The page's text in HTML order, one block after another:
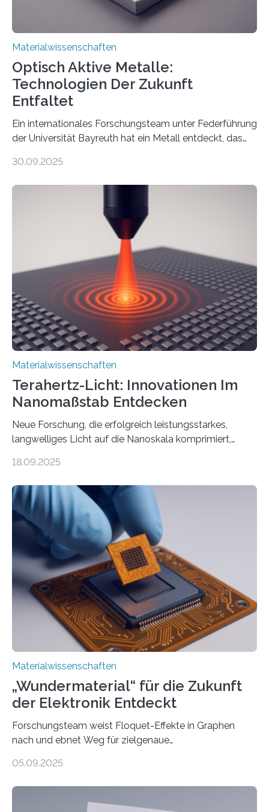
Materialwissenschaften
Optisch Aktive Metalle:
Technologien Der Zukunft
Entfaltet
Ein internationales Forschungsteam unter Federführung
der Universität Bayreuth hat ein Metall entdeckt, das
Dadurch ist es in der Lage, eine sogenannte zweite
Nichtmetallen vorkommt und insbesondere für
Sensorik und Elektrotechnik von Interesse ist. Über ihre
Erkenntnisse berichten die Forschenden im Journal of
the American Chemical Society. —What for?
Materialien, die gleichzeitig Strom leiten und Licht
beeinflussen können, sind für viele moderne
Technologien…
30.09.2025
Materialwissenschaften
Terahertz-Licht: Innovationen Im
Nanomaßstab Entdecken
Neue Forschung, die erfolgreich leistungsstarkes,
langwelliges Licht auf die Nanoskala komprimiert,
optoelektronischen Geräten ermöglichen, geleitet von
Forschung, die erfolgreich leistungsstarkes,
langwelliges Licht auf die Nanoskala komprimiert,
könnte Fortschritte in der Terahertz-Optik und bei
optoelektronischen Geräten ermöglichen, geleitet von
Vanderbilt und dem Fritz-Haber-Institut Josh Caldwell,
Professor für Maschinenbau und Direktor des
interdisziplinären Graduiertenprogramms für
Materialwissenschaften an der Vanderbilt University,
und Alexander Paarmann vom Fritz-Haber-Institut
leiteten ein internationales Forschungsprojekt, das…
18.09.2025
Materialwissenschaften
„Wundermaterial“ für die Zukunft
der Elektronik Entdeckt
Forschungsteam weist Floquet-Effekte in Graphen
nach und ebnet Weg für zielgenaue
– nur eine Atomlage dick, aber extrem leitfähig und
05.09.2025